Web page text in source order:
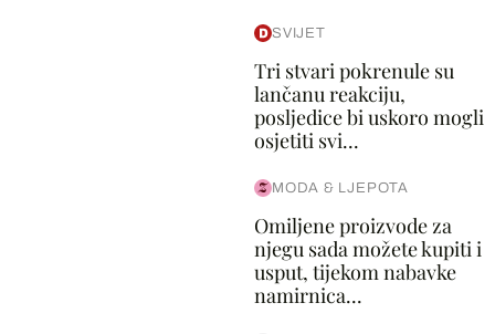
SVIJET
Tri stvari pokrenule su
lančanu reakciju,
posljedice bi uskoro mogli
osjetiti svi...
MODA & LJEPOTA
Omiljene proizvode za
njegu sada možete kupiti i
usput, tijekom nabavke
namirnica...